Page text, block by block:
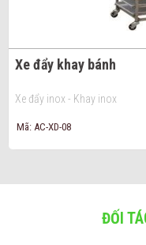
Xe đẩy khay bánh
Xe đẩy inox - Khay inox
Mã: AC-XD-08
ĐỐI